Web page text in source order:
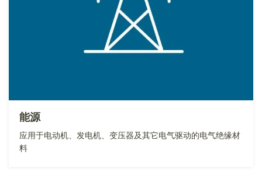
能源
应用于电动机、发电机、变压器及其它电气驱动的电气绝缘材
料